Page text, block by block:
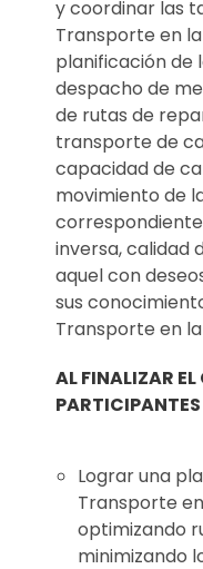
y coordinar las
Transporte en
planificación de
despacho de
de rutas de
transporte de
capacidad de
movimiento de
inversa, calidad
aquel con
sus
Transporte en
AL FINALIZAR EL
Lograr una
Transporte
optimizando
minimizando